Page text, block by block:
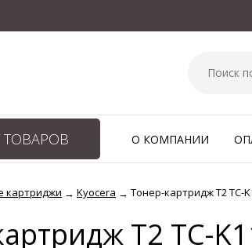
ТОВАРОВ О КОМПАНИИ
картриджи → Kyocera → Тонер-картридж T2 TC-
T2 TC-